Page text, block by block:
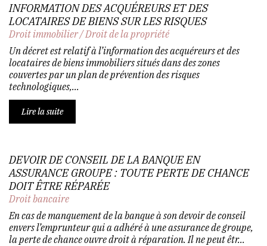
INFORMATION DES ACQUÉREURS ET DES
LOCATAIRES DE BIENS SUR LES RISQUES
Droit immobilier/Droit de la propriété
Un décret est relatif à l’information des acquéreurs et des
locataires de biens immobiliers situés dans des zones
couvertes par un plan de prévention des risques
technologiques,...
Lire la suite
DEVOIR DE CONSEIL DE LA BANQUE EN
ASSURANCE GROUPE : TOUTE PERTE DE CHANCE
DOIT ÊTRE RÉPARÉE
Droit bancaire
En cas de manquement de la banque à son devoir de conseil
envers l’emprunteur qui a adhéré à une assurance de groupe,
la perte de chance ouvre droit à réparation. Il ne peut êtr...